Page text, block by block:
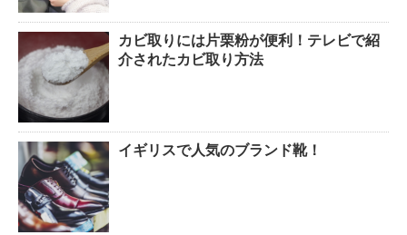
カビ取りには片栗粉が便利！テレビで紹
介されたカビ取り方法
イギリスで人気のブランド靴！